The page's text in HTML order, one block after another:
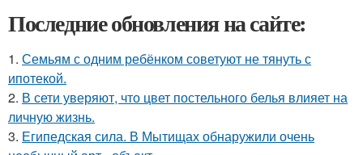
Последние обновления на сайте:
1. Семьям с одним ребёнком советуют не тянуть с
ипотекой.
2. В сети уверяют, что цвет постельного белья влияет на
личную жизнь.
3. Египедская сила. В Мытищах обнаружили очень